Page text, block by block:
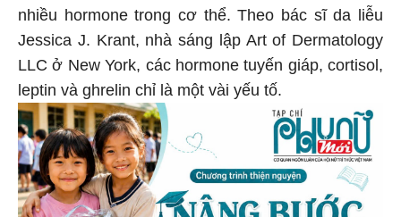
nhiều hormone trong cơ thể. Theo bác sĩ da liễu
Jessica J. Krant, nhà sáng lập Art of Dermatology
LLC ở New York, các hormone tuyến giáp, cortisol,
leptin và ghrelin chỉ là một vài yếu tố.